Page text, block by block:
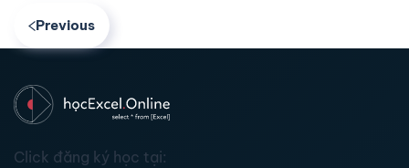
Previous
Click đăng ký học tại: